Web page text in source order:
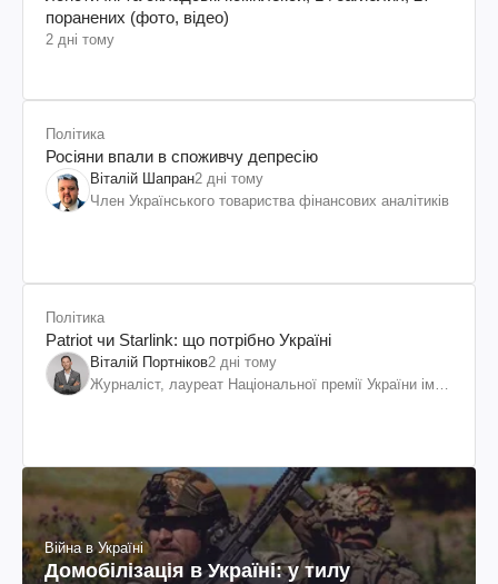
поранених (фото, відео)
2 дні тому
Політика
Росіяни впали в споживчу депресію
Віталій Шапран2 дні тому
Член Українського товариства фінансових аналітиків
Політика
Patriot чи Starlink: що потрібно Україні
Віталій Портніков2 дні тому
Журналіст, лауреат Національної премії України ім.
Війна в Україні
Домобілізація в Україні: у тилу